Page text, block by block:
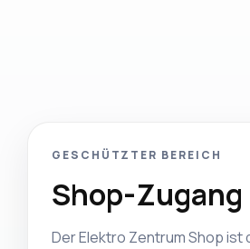
GESCHÜTZTER BEREICH
Shop-Zugang
Der Elektro Zentrum Shop ist